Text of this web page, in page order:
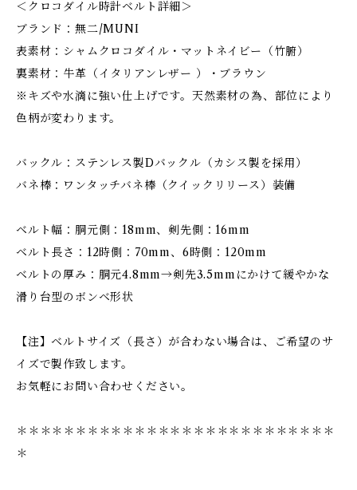
＜クロコダイル時計ベルト詳細＞
ブランド：無二/MUNI
表素材：シャムクロコダイル・マットネイビー（竹腑）
裏素材：牛革（イタリアンレザー ）・ブラウン
※キズや水滴に強い仕上げです。天然素材の為、部位により
色柄が変わります。
バックル：ステンレス製Dバックル（カシス製を採用）
バネ棒：ワンタッチバネ棒（クイックリリース）装備
ベルト幅：胴元側：18mm、剣先側：16mm
ベルト長さ：12時側：70mm、6時側：120mm
ベルトの厚み：胴元4.8mm→剣先3.5mmにかけて緩やかな
滑り台型のボンベ形状
【注】ベルトサイズ（長さ）が合わない場合は、ご希望のサ
イズで製作致します。
お気軽にお問い合わせください。
＊＊＊＊＊＊＊＊＊＊＊＊＊＊＊＊＊＊＊＊＊＊＊＊＊＊＊
＊